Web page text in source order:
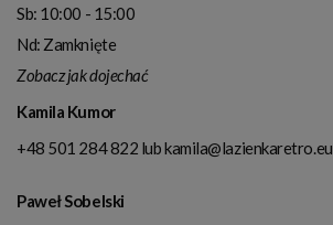
Sb: 10:00 - 15:00
Nd: Zamknięte
Zobacz jak dojechać
Kamila Kumor
+48 501 284 822 lubkamila@lazienkaretro.eu
Paweł Sobelski